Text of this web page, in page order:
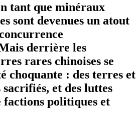
tant que minéraux
sont devenues un atout
derrière les
rares chinoises se
choquante : des terres et
sacrifiés, et des luttes
factions politiques et